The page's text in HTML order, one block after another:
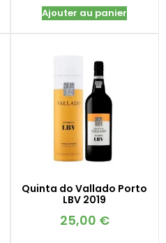
Ajouter au panier
Quinta do Vallado Porto
LBV 2019
25,00 €